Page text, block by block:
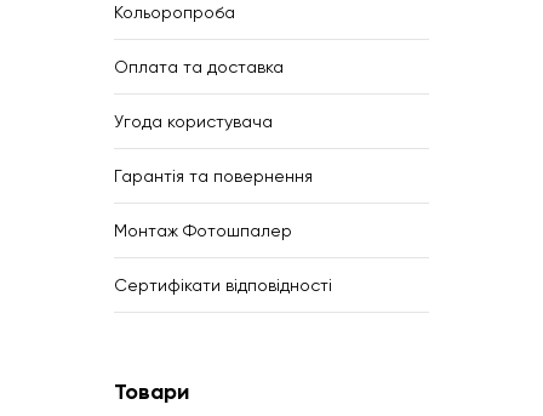
Кольоропроба
Оплата та доставка
Угода користувача
Гарантія та повернення
Монтаж Фотошпалер
Сертифікати відповідності
Товари